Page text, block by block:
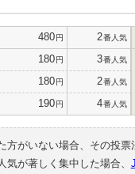
480円 2番人気
180円 3番人気
180円 2番人気
190円 4番人気
方がいない場合、その投
気が著しく集中した場合、